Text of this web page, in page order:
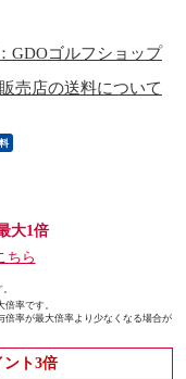
GDOゴルフショップ
売店の送料について
大1倍
ちら
率です。
倍率が最大倍率より少なくなる場合が
ト3倍